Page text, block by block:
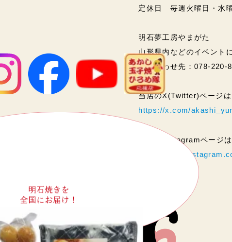
明石焼きを
全国にお届け！
定休日 毎週火曜日・水
明石夢工房やまがた
山形県内などのイベント
問い合わせ先：078-220-
当店のX(Twitter)ページは
https://x.com/
当店のInstagramページ
https://